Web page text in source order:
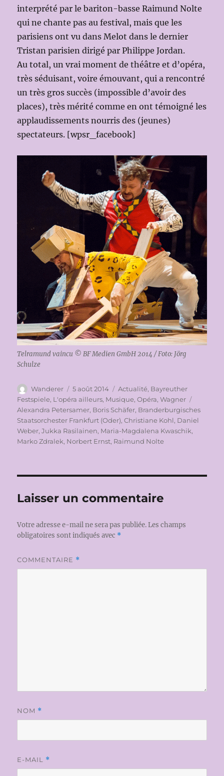
interprété par le bariton-basse Raimund Nolte
qui ne chante pas au festival, mais que les
parisiens ont vu dans Melot dans le dernier
Tristan parisien dirigé par Philippe Jordan.
Au total, un vrai moment de théâtre et d’opéra,
très séduisant, voire émouvant, qui a rencontré
un très gros succès (impossible d’avoir des
places), très mérité comme en ont témoigné les
applaudissements nourris des (jeunes)
spectateurs. [wpsr_facebook]
Telramund vaincu © BF Medien GmbH 2014 / Foto: Jörg
Schulze
Auteur
Wanderer
Publié
le
5 août 2014 Catégories
Actualité, Bayreuther
Festspiele, L'opéra ailleurs, Musique,Opéra,Wagner
Alexandra Petersamer, Boris Schäfer, Branderburgisches
Staatsorchester Frankfurt (Oder),Christiane Kohl, Daniel
Weber,Jukka Rasilainen, Maria-Magdalena Kwaschik,
Marko Zdralek, Norbert Ernst, Raimund Nolte
Laisser un commentaire
Votre adresse e-mail ne sera pas publiée. Les champs
obligatoires sont indiqués avec *
COMMENTAIRE *
NOM *
E-MAIL *